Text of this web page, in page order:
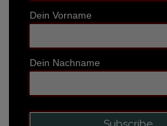
Dein Vorname
Dein Nachname